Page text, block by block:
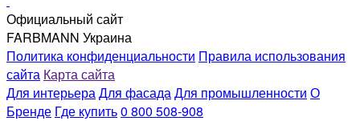
Официальный сайт
FARBMANN Украина
Политика конфиденциальности Правила использования
сайта Карта сайта
Для интерьера Для фасада Для промышленности О
Бренде Где купить0 800 508-908